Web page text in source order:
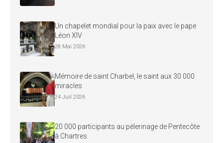
Un chapelet mondial pour la paix avec le pape
Léon XIV
28 Mai 2026
Mémoire de saint Charbel, le saint aux 30 000
miracles
24 Juil 2026
20 000 participants au pèlerinage de Pentecôte
à Chartres